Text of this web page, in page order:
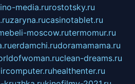
media.rurostotsky.ru
zaryna.rucasinotablet.ru
moscow.rutermomur.ru
erdamchi.rudoramamama.ru
clean-dreams.ru
healthenter.ru